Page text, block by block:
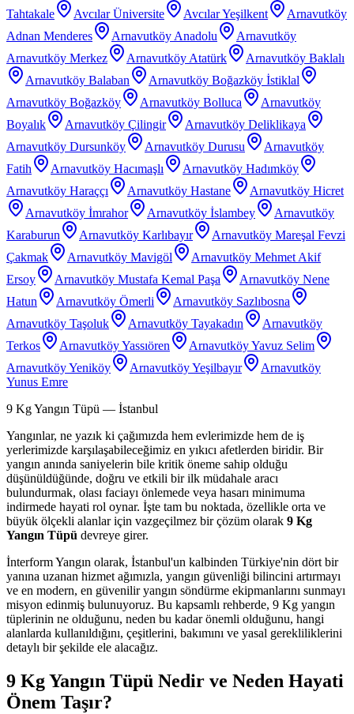
Tahtakale Avcılar Üniversite Avcılar Yeşilkent
Arnavutköy
Adnan Menderes
Arnavutköy Anadolu
Arnavutköy
Arnavutköy Merkez
Arnavutköy Atatürk
Arnavutköy Baklalı
Arnavutköy Balaban
Arnavutköy Boğazköy İstiklal
Arnavutköy Boğazköy
Arnavutköy Bolluca
Arnavutköy
Boyalık
Arnavutköy Çilingir
Arnavutköy Deliklikaya
Arnavutköy Dursunköy
Arnavutköy Durusu
Arnavutköy
Fatih
Arnavutköy Hacımaşlı
Arnavutköy Hadımköy
Arnavutköy Haraççı
Arnavutköy Hastane
Arnavutköy Hicret
Arnavutköy İmrahor
Arnavutköy İslambey
Arnavutköy
Karaburun
Arnavutköy Karlıbayır
Arnavutköy Mareşal Fevzi
Çakmak
Arnavutköy Mavigöl
Arnavutköy Mehmet Akif
Ersoy
Arnavutköy Mustafa Kemal Paşa
Arnavutköy Nene
Hatun
Arnavutköy Ömerli
Arnavutköy Sazlıbosna
Arnavutköy Taşoluk
Arnavutköy Tayakadın
Arnavutköy
Terkos
Arnavutköy Yassıören
Arnavutköy Yavuz Selim
Arnavutköy Yeniköy
Arnavutköy Yeşilbayır
Arnavutköy
Yunus Emre
9 Kg Yangın Tüpü — İstanbul
Yangınlar, ne yazık ki çağımızda hem evlerimizde hem de iş
yerlerimizde karşılaşabileceğimiz en yıkıcı afetlerden biridir. Bir
yangın anında saniyelerin bile kritik öneme sahip olduğu
düşünüldüğünde, doğru ve etkili bir ilk müdahale aracı
bulundurmak, olası faciayı önlemede veya hasarı minimuma
indirmede hayati rol oynar. İşte tam bu noktada, özellikle orta ve
büyük ölçekli alanlar için vazgeçilmez bir çözüm olarak 9 Kg
Yangın Tüpü devreye girer.
İnterform Yangın olarak, İstanbul'un kalbinden Türkiye'nin dört bir
yanına uzanan hizmet ağımızla, yangın güvenliği bilincini artırmayı
ve en modern, en güvenilir yangın söndürme ekipmanlarını sunmayı
misyon edinmiş bulunuyoruz. Bu kapsamlı rehberde, 9 Kg yangın
tüplerinin ne olduğunu, neden bu kadar önemli olduğunu, hangi
alanlarda kullanıldığını, çeşitlerini, bakımını ve yasal gerekliliklerini
detaylı bir şekilde ele alacağız.
9 Kg Yangın Tüpü Nedir ve Neden Hayati
Önem Taşır?